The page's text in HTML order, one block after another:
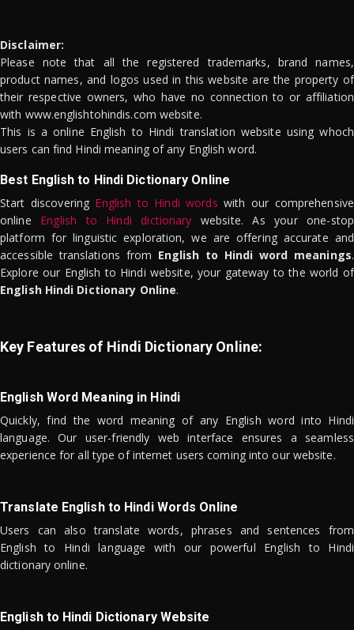
Disclaimer:
Please note that all the registered trademarks, brand names,
product names, and logos used in this website are the property of
their respective owners, who have no connection to or affiliation
with www.englishtohindis.com website.
This is a online English to Hindi translation website using whoch
users can find Hindi meaning of any English word.
Best English to Hindi Dictionary Online
Start discovering English to Hindi words with our comprehensive
online English to Hindi dictionary website. As your one-stop
platform for linguistic exploration, we are offering accurate and
accessible translations from English to Hindi word meanings.
Explore our English to Hindi website, your gateway to the world of
English Hindi Dictionary Online.
Key Features of Hindi Dictionary Online:
English Word Meaning in Hindi
Quickly, find the word meaning of any English word into Hindi
language. Our user-friendly web interface ensures a seamless
experience for all type of internet users coming into our website.
Translate English to Hindi Words Online
Users can also translate words, phrases and sentences from
English to Hindi language with our powerful English to Hindi
dictionary online.
English to Hindi Dictionary Website